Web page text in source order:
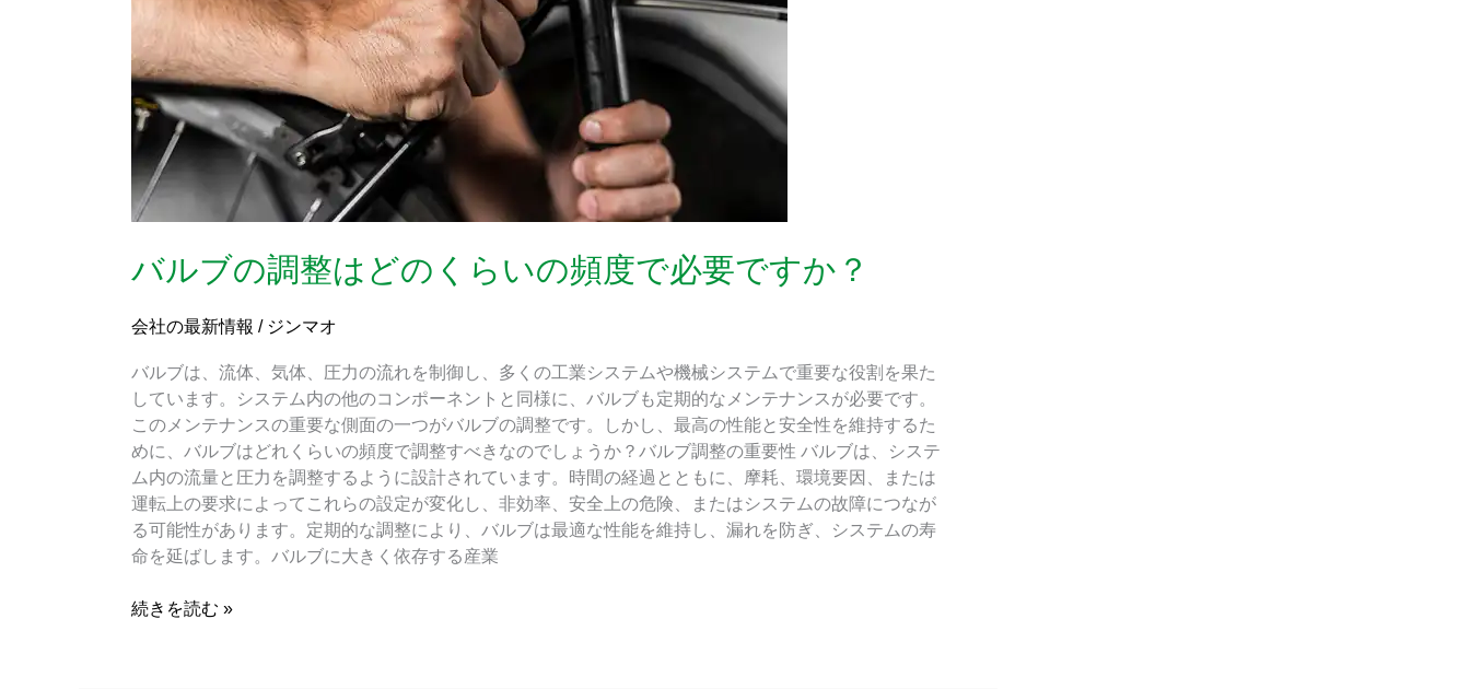
バルブの調整はどのくらいの頻度で必要ですか？
会社の最新情報 / ジンマオ
バルブは、流体、気体、圧力の流れを制御し、多くの工業システムや機械システムで重要な役割を果た
しています。システム内の他のコンポーネントと同様に、バルブも定期的なメンテナンスが必要です。
このメンテナンスの重要な側面の一つがバルブの調整です。しかし、最高の性能と安全性を維持するた
めに、バルブはどれくらいの頻度で調整すべきなのでしょうか？バルブ調整の重要性 バルブは、システ
ム内の流量と圧力を調整するように設計されています。時間の経過とともに、摩耗、環境要因、または
運転上の要求によってこれらの設定が変化し、非効率、安全上の危険、またはシステムの故障につなが
る可能性があります。定期的な調整により、バルブは最適な性能を維持し、漏れを防ぎ、システムの寿
命を延ばします。バルブに大きく依存する産業
ら
い
の
頻
度
で
必
で
か？
続きを読む »